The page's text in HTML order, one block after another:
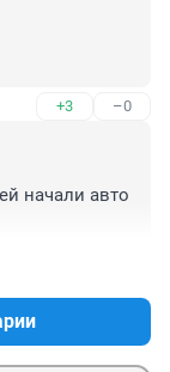
+3 –0
начали авто